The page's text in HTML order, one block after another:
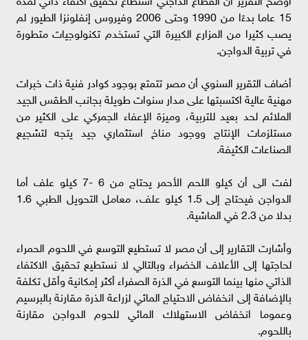
15 عاما بدءًا من 1990 وحتى 2006 وفيروس إنفلونزا الطيور لم
يصب كثيرا من المزارع الكبيرة التي تستخدم تكنولوجيات متطورة
في تربية الدواجن.
أضاف التقرير السنوي أن مصر تتمتع بوجود كوادر فنية ذات خبرات
مهنية عالية اكتسبتها على مدار سنوات طويلة بجانب الطقس الجيد
الملائم لحد بعيد للتربية، وميزة الإعفاء الجمركي على الكثير من
مستلزمات الإنتاج ووجود مناخ استثماري جيد يتجه لتشجيع
الصناعات الكثيفة.
لفت الى أن كيلو اللحم الأحمر يحتاج من 6 -7 كيلو علف أما
الدواجن فيحتاج إلى 1.5 كيلو علف، معامل التحويل الطبي 1.6
بدلا من 2.3 في الماشية.
وأشارت التقارير إلى أن مصر لا تستطيع التوسع في اللحوم الحمراء
لحاجتها إلى الأعلاف الخضراء وبالتالي لا نستطيع تحقيق الاكتفاء
الذاتي منها بينما التوسع في الذرة الصفراء أكثر إمكانية وأقل تكلفة
بالإضافة إلى انخفاض الاحتياج المائي لزراعة الذرة مقارنة بالبرسيم
وعموما انخفاض الاستهلاك المائي للحوم الدواجن مقارنة
باللحوم.